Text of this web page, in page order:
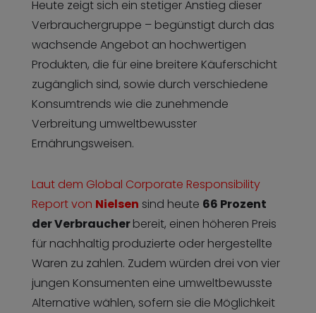
Heute zeigt sich ein stetiger Anstieg dieser
Verbrauchergruppe – begünstigt durch das
wachsende Angebot an hochwertigen
Produkten, die für eine breitere Käuferschicht
zugänglich sind, sowie durch verschiedene
Konsumtrends wie die zunehmende
Verbreitung umweltbewusster
Ernährungsweisen.
Laut dem Global Corporate Responsibility
Report von Nielsen sind heute 66 Prozent
der Verbraucherbereit, einen höheren Preis
für nachhaltig produzierte oder hergestellte
Waren zu zahlen. Zudem würden drei von vier
jungen Konsumenten eine umweltbewusste
Alternative wählen, sofern sie die Möglichkeit